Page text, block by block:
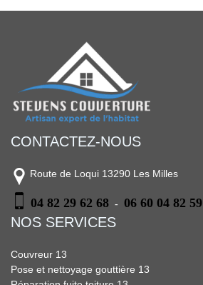
CONTACTEZ-NOUS
Route de Loqui 13290 Les Milles
04 82 29 62 68 - 06 60 04 82 59
NOS SERVICES
Couvreur 13
Pose et nettoyage gouttière 13